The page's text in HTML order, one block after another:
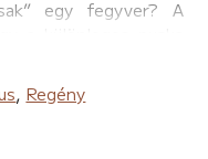
egy fegyver? A
démonok és
Miként
maga mögött
pontosan, hogy a
, Regény